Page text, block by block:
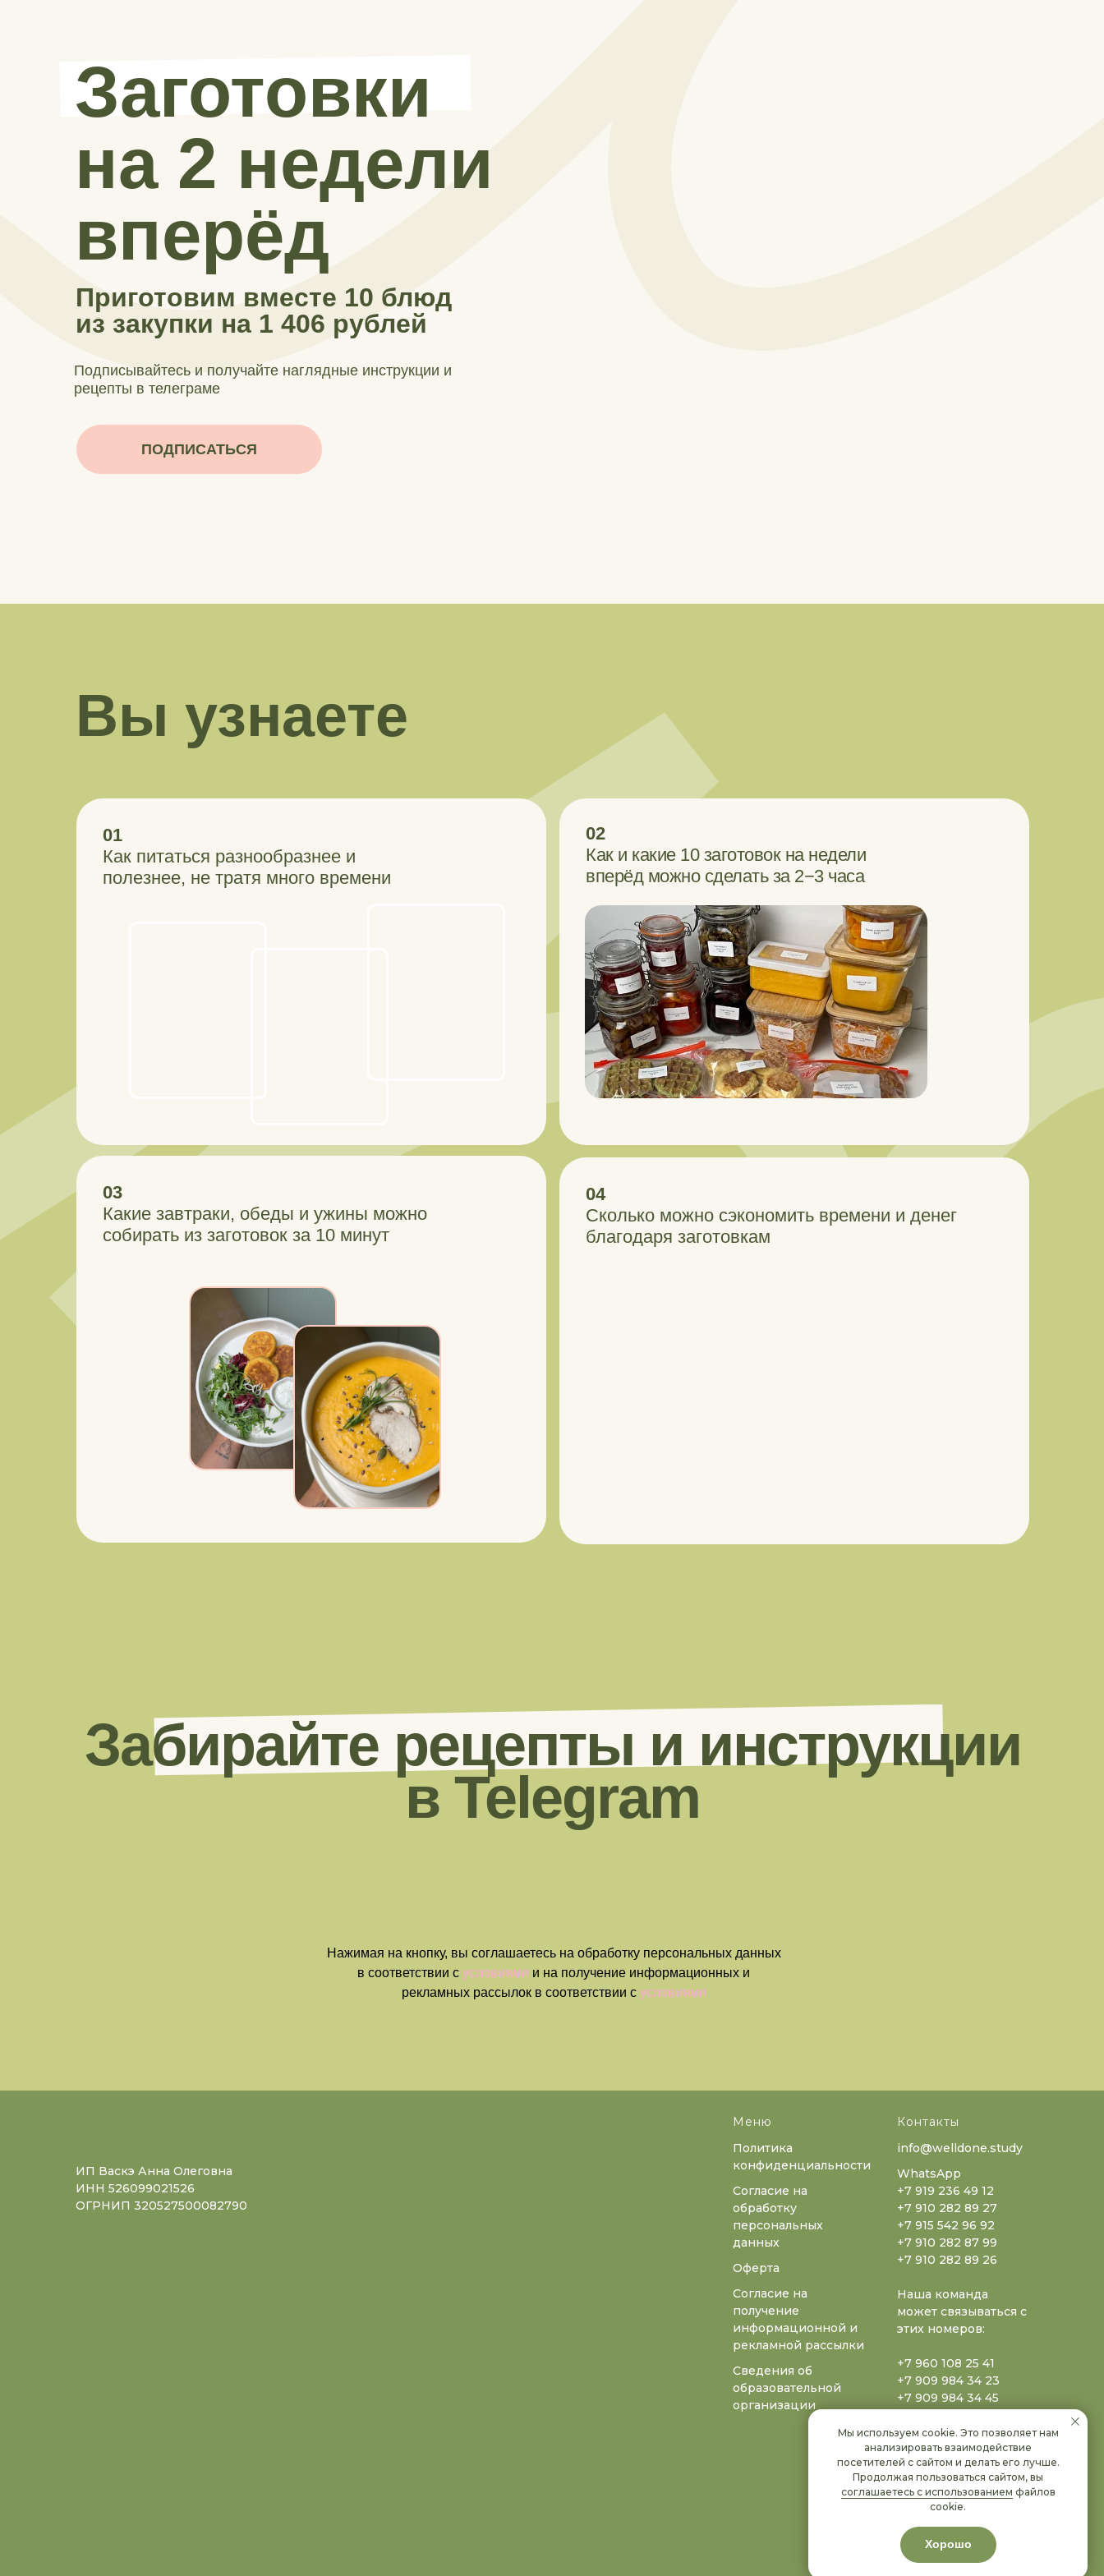
ПОДПИСАТЬСЯ
Приготовим вместе 10 блюд
из закупки на 1 406 рублей
Заготовки
на 2 недели
вперёд
Подписывайтесь и получайте наглядные инструкции и
рецепты в телеграме
02
Как и какие 10 заготовок на недели
вперёд можно сделать за 2−3 часа
Вы узнаете
01
Как питаться разнообразнее и
полезнее, не тратя много времени
04
Сколько можно сэкономить времени и денег
благодаря заготовкам
03
Какие завтраки, обеды и ужины можно
собирать из заготовок за 10 минут
Забирайте рецепты и инструкции
в Telegram
Нажимая на кнопку, вы соглашаетесь на обработку персональных данных
в соответствии с условиями и на получение информационных и
рекламных рассылок в соответствии с условиями
ИП Васкэ Анна Олеговна
ИНН 526099021526
ОГРНИП 320527500082790
Меню
Политика
конфиденциальности
Согласие на
обработку
персональных
данных
Оферта
Согласие на
получение
информационной и
рекламной рассылки
Сведения об
образовательной
организации
Контакты
info@welldone.study
WhatsApp
+7 919 236 49 12
+7 910 282 89 27
+7 915 542 96 92
+7 910 282 87 99
+7 910 282 89 26
Наша команда
может связываться с
этих номеров:
+7 960 108 25 41
+7 909 984 34 23
+7 909 984 34 45
+7 909 984 35 33
+7 909 984 35 47
+7 909 984 35 77
+7 909 984 35 88
+7 909 984 35 99
+7 909 984 36 50
+7 778 096 68 02
Мы используем cookie. Это позволяет нам
анализировать взаимодействие
посетителей с сайтом и делать его лучше.
Продолжая пользоваться сайтом, вы
соглашаетесь с использованием файлов
cookie.
Хорошо